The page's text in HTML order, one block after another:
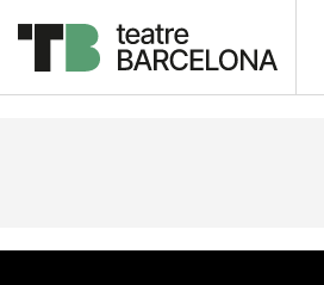
Descripción Ficha artística